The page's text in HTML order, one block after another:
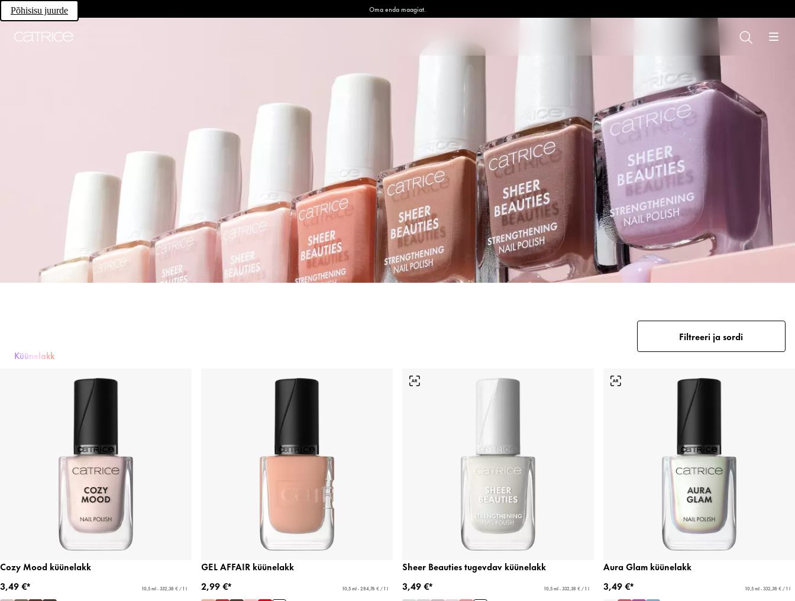
Põhisisu juurde Oma enda maagiat.
Küünelakk
Filtreeri ja sordi
Cozy Mood küünelakk
3,49 €*
10,5 ml - 332,38 € / 1 l
GEL AFFAIR küünelakk
2,99 €*
10,5 ml - 284,76 € / 1 l
Sheer Beauties tugevdav küünelakk
3,49 €*
10,5 ml - 332,38 € / 1 l
Aura Glam küünelakk
3,49 €*
10,5 ml - 332,38 € / 1 l